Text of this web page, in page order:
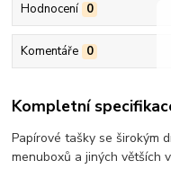
Hodnocení 0
Komentáře 0
Kompletní
Papírové tašky se širokým
menuboxů a jiných větších